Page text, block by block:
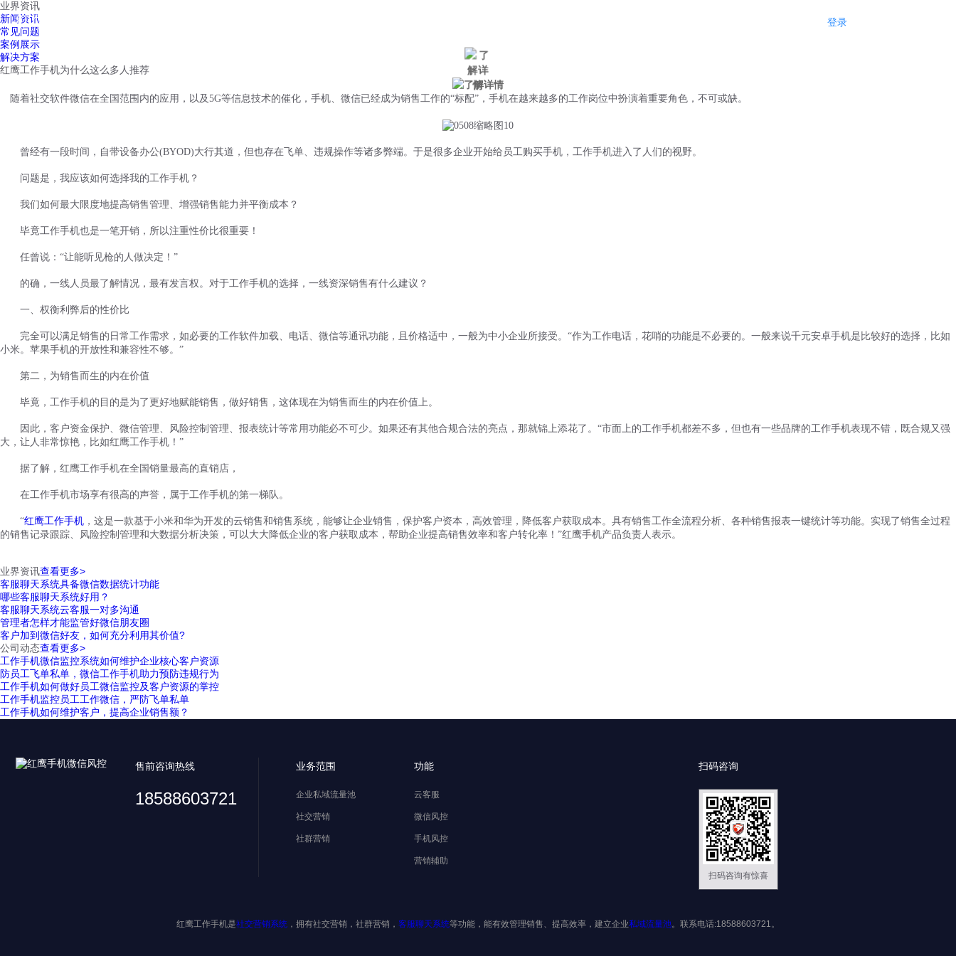
红鹰工作手机 登录
业界资讯
新闻资讯
常见问题
案例展示
解决方案
红鹰工作手机为什么这么多人推荐
随着社交软件微信在全国范围内的应用，以及5G等信息技术的催化，手机、微信已经成为销售工作的“标配”，手机在越来越多的工作岗位中扮演着重要角色，不可或缺。
曾经有一段时间，自带设备办公(BYOD)大行其道，但也存在飞单、违规操作等诸多弊端。于是很多企业开始给员工购买手机，工作手机进入了人们的视野。
问题是，我应该如何选择我的工作手机 ？
我们如何最大限度地提高销售管理、增强销售能力并平衡成本？
毕竟工作手机也是一笔开销 ，所以注重性价比很重要！
任曾说： “让能听见枪的人做决定！”
的确，一线人员最了解情况，最有发言权。对于工作手机的选择，一线资深销售有什么建议？
一、权衡利弊后的性价比
完全可以满足销售的日常工作需求，如必要的工作软件加载、电话、微信等通讯功能，且价格适中，一般为中小企业所接受。 “作为工作电话，花哨的功能是不必要的。一般来说千元安卓手机是比较好的选择，比如
小米。苹果手机的开放性和兼容性不够。”
第二，为销售而生的内在价值
毕竟，工作手机的目的是为了更好地赋能销售，做好销售，这体现在为销售而生的内在价值上。
因此，客户资金保护、微信管理、风险控制管理、报表统计等常用功能必不可少。如果还有其他合规合法的亮点，那就锦上添花了。 “市面上的工作手机都差不多，但也有一些品牌的工作手机表现不错，既合规又强
大，让人非常惊艳，比如红鹰工作手机！”
据了解，红鹰工作手机在全国销量最高的直销店，
在工作手机市场享有很高的声誉，属于工作手机的第一梯队。
“红鹰工作手机 ，这是一款基于小米和华为开发的云销售和销售系统，能够让企业销售，保护客户资本，高效管理，降低客户获取成本。具有销售工作全流程分析、各种销售报表一键统计等功能。实现了销售全过程
的销售记录跟踪、风险控制管理和大数据分析决策，可以大大降低企业的客户获取成本，帮助企业提高销售效率和客户转化率！ ”红鹰手机产品负责人表示。
业界资讯查看更多>
客服聊天系统具备微信数据统计功能
哪些客服聊天系统好用？
客服聊天系统云客服一对多沟通
管理者怎样才能监管好微信朋友圈
客户加到微信好友，如何充分利用其价值?
公司动态查看更多>
工作手机微信监控系统如何维护企业核心客户资源
防员工飞单私单，微信工作手机助力预防违规行为
工作手机如何做好员工微信监控及客户资源的掌控
工作手机监控员工工作微信，严防飞单私单
工作手机如何维护客户，提高企业销售额？
售前咨询热线
18588603721
业务范围
企业私域流量池
社交营销
社群营销
功能
云客服
微信风控
手机风控
营销辅助
扫码咨询
扫码咨询有惊喜
红鹰工作手机是社交营销系统 ，拥有社交营销，社群营销， 客服聊天系统等功能，能有效管理销售、提高效率，建立企业私域流量池。联系电话:18588603721。